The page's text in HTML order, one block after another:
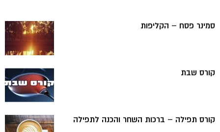
סמינר פסח – הקליפות
קורס שבת
קורס תפילה – ברכות השחר והכנה לתפילה